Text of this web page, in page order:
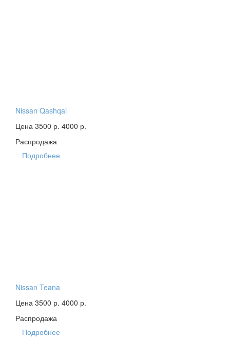
Nissan Qashqai
Цена 3500 р. 4000 р.
Распродажа
Подробнее
Nissan Teana
Цена 3500 р. 4000 р.
Распродажа
Подробнее